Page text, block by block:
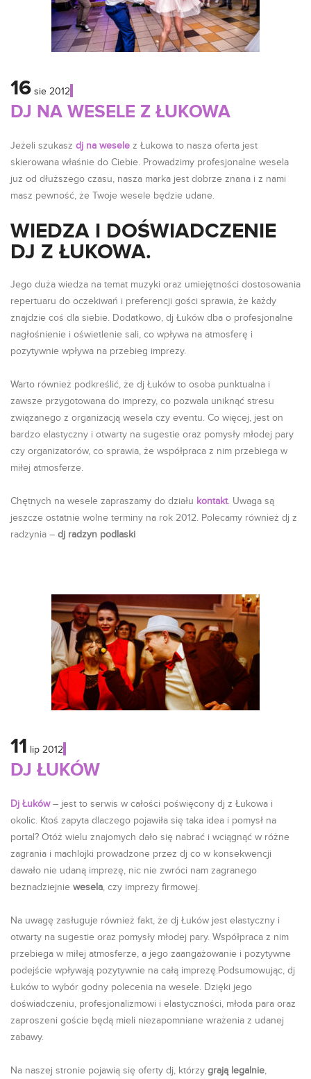
16 sie 2012
DJ NA WESELE Z ŁUKOWA
Jeżeli szukasz dj na wesele z Łukowa to nasza oferta jest
skierowana właśnie do Ciebie. Prowadzimy profesjonalne wesela
juz od dłuższego czasu, nasza marka jest dobrze znana i z nami
masz pewność, że Twoje wesele będzie udane.
WIEDZA I DOŚWIADCZENIE
DJ Z ŁUKOWA.
Jego duża wiedza na temat muzyki oraz umiejętności dostosowania
repertuaru do oczekiwań i preferencji gości sprawia, że każdy
znajdzie coś dla siebie. Dodatkowo, dj Łuków dba o profesjonalne
nagłośnienie i oświetlenie sali, co wpływa na atmosferę i
pozytywnie wpływa na przebieg imprezy.
Warto również podkreślić, że dj Łuków to osoba punktualna i
zawsze przygotowana do imprezy, co pozwala uniknąć stresu
związanego z organizacją wesela czy eventu. Co więcej, jest on
bardzo elastyczny i otwarty na sugestie oraz pomysły młodej pary
czy organizatorów, co sprawia, że współpraca z nim przebiega w
miłej atmosferze.
Chętnych na wesele zapraszamy do działu kontakt. Uwaga są
jeszcze ostatnie wolne terminy na rok 2012. Polecamy również dj z
radzynia – dj radzyn podlaski
11 lip 2012
DJ ŁUKÓW
Dj Łuków– jest to serwis w całości poświęcony dj z Łukowa i
okolic. Ktoś zapyta dlaczego pojawiła się taka idea i pomysł na
portal? Otóż wielu znajomych dało się nabrać i wciągnąć w różne
zagrania i machlojki prowadzone przez dj co w konsekwencji
dawało nie udaną imprezę, nic nie zwróci nam zagranego
beznadziejnie wesela, czy imprezy firmowej.
Na uwagę zasługuje również fakt, że dj Łuków jest elastyczny i
otwarty na sugestie oraz pomysły młodej pary. Współpraca z nim
przebiega w miłej atmosferze, a jego zaangażowanie i pozytywne
podejście wpływają pozytywnie na całą imprezę.Podsumowując, dj
Łuków to wybór godny polecenia na wesele. Dzięki jego
doświadczeniu, profesjonalizmowi i elastyczności, młoda para oraz
zaproszeni goście będą mieli niezapomniane wrażenia z udanej
zabawy.
Na naszej stronie pojawią się oferty dj, którzy grają legalnie,